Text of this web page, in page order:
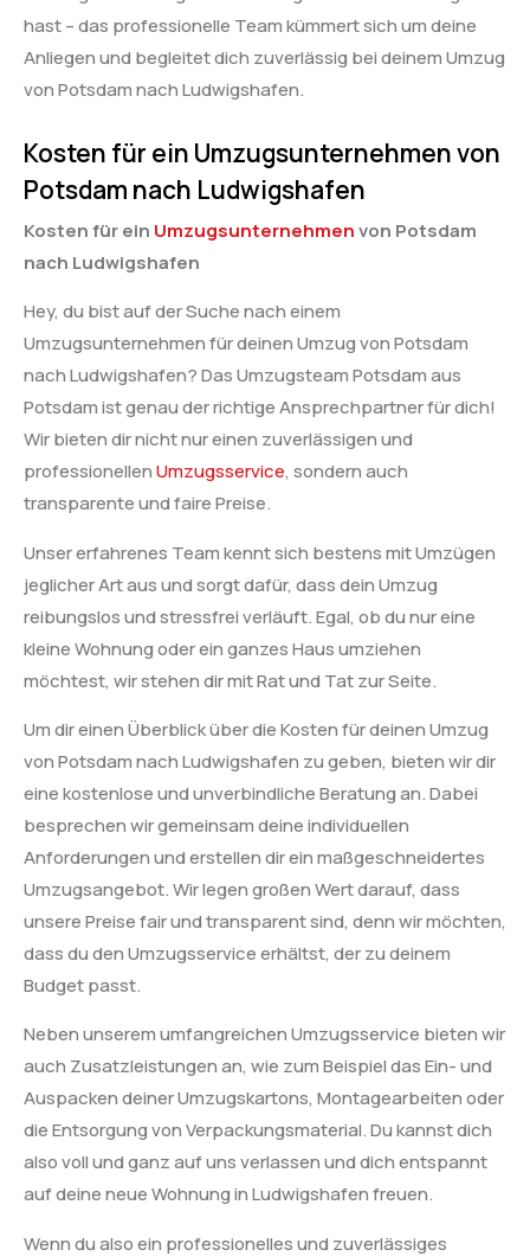
hast – das professionelle Team kümmert sich um deine
Anliegen und begleitet dich zuverlässig bei deinem Umzug
von Potsdam nach Ludwigshafen.
Kosten für ein Umzugsunternehmen von
Potsdam nach Ludwigshafen
Kosten für ein Umzugsunternehmenvon Potsdam
nach Ludwigshafen
Hey, du bist auf der Suche nach einem
Umzugsunternehmen für deinen Umzug von Potsdam
nach Ludwigshafen? Das Umzugsteam Potsdam aus
Potsdam ist genau der richtige Ansprechpartner für dich!
Wir bieten dir nicht nur einen zuverlässigen und
professionellenUmzugsservice, sondern auch
transparente und faire Preise.
Unser erfahrenes Team kennt sich bestens mit Umzügen
jeglicher Art aus und sorgt dafür, dass dein Umzug
reibungslos und stressfrei verläuft. Egal, ob du nur eine
kleine Wohnung oder ein ganzes Haus umziehen
möchtest, wir stehen dir mit Rat und Tat zur Seite.
Um dir einen Überblick über die Kosten für deinen Umzug
von Potsdam nach Ludwigshafen zu geben, bieten wir dir
eine kostenlose und unverbindliche Beratung an. Dabei
besprechen wir gemeinsam deine individuellen
Anforderungen und erstellen dir ein maßgeschneidertes
Umzugsangebot. Wir legen großen Wert darauf, dass
unsere Preise fair und transparent sind, denn wir möchten,
dass du den Umzugsservice erhältst, der zu deinem
Budget passt.
Neben unserem umfangreichen Umzugsservice bieten wir
auch Zusatzleistungen an, wie zum Beispiel das Ein- und
Auspacken deiner Umzugskartons, Montagearbeiten oder
die Entsorgung von Verpackungsmaterial. Du kannst dich
also voll und ganz auf uns verlassen und dich entspannt
auf deine neue Wohnung in Ludwigshafen freuen.
Wenn du also ein professionelles und zuverlässiges